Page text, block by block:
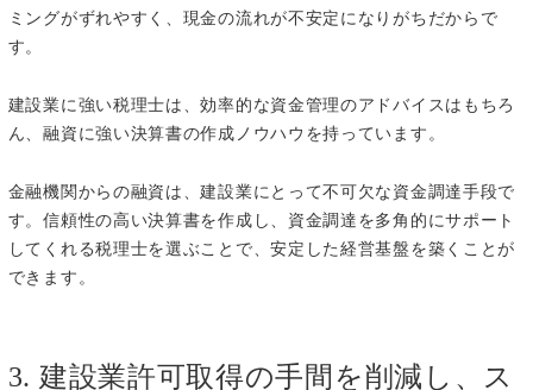
ミングがずれやすく、現金の流れが不安定になりがちだからで
す。
建設業に強い税理士は、効率的な資金管理のアドバイスはもちろ
ん、融資に強い決算書の作成ノウハウを持っています。
金融機関からの融資は、建設業にとって不可欠な資金調達手段で
す。信頼性の高い決算書を作成し、資金調達を多角的にサポート
してくれる税理士を選ぶことで、安定した経営基盤を築くことが
できます。
3. 建設業許可取得の手間を削減し、ス